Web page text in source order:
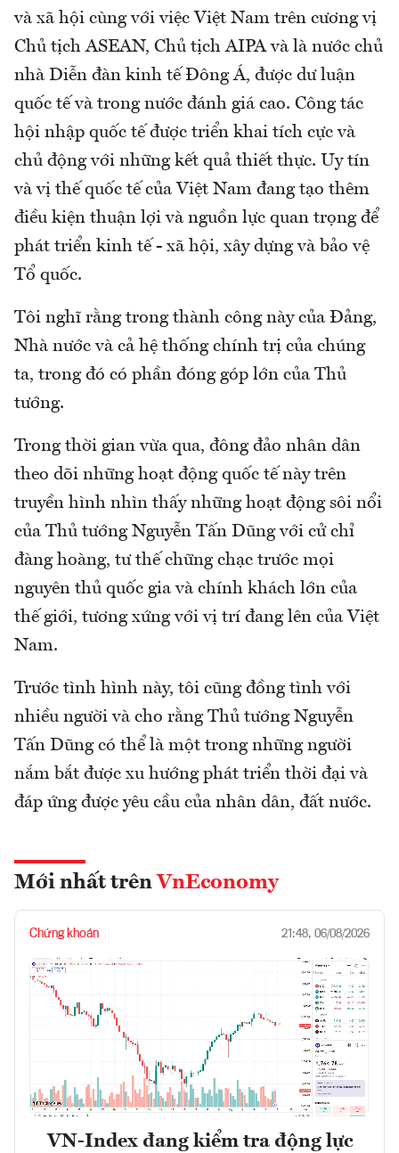
và xã hội cùng với việc Việt Nam trên cương vị
Chủ tịch ASEAN, Chủ tịch AIPA và là nước chủ
nhà Diễn đàn kinh tế Đông Á, được dư luận
quốc tế và trong nước đánh giá cao. Công tác
hội nhập quốc tế được triển khai tích cực và
chủ động với những kết quả thiết thực. Uy tín
và vị thế quốc tế của Việt Nam đang tạo thêm
điều kiện thuận lợi và nguồn lực quan trọng để
phát triển kinh tế - xã hội, xây dựng và bảo vệ
Tổ quốc.
Tôi nghĩ rằng trong thành công này của Đảng,
Nhà nước và cả hệ thống chính trị của chúng
ta, trong đó có phần đóng góp lớn của Thủ
tướng.
Trong thời gian vừa qua, đông đảo nhân dân
theo dõi những hoạt động quốc tế này trên
truyền hình nhìn thấy những hoạt động sôi nổi
của Thủ tướng Nguyễn Tấn Dũng với cử chỉ
đàng hoàng, tư thế chững chạc trước mọi
nguyên thủ quốc gia và chính khách lớn của
thế giới, tương xứng với vị trí đang lên của Việt
Nam.
Trước tình hình này, tôi cũng đồng tình với
nhiều người và cho rằng Thủ tướng Nguyễn
Tấn Dũng có thể là một trong những người
nắm bắt được xu hướng phát triển thời đại và
đáp ứng được yêu cầu của nhân dân, đất nước.
Mới nhất trên VnEconomy
Chứng khoán 21:48, 06/08/2026
VN-Index đang kiểm tra động lực